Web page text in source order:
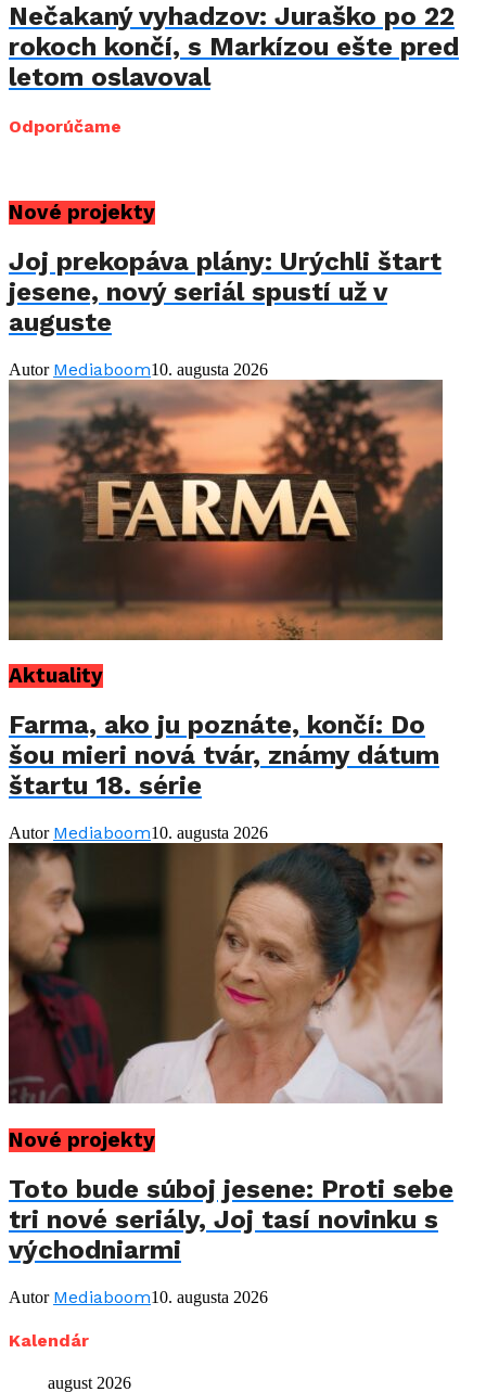
Nečakaný vyhadzov: Juraško po 22
rokoch končí, s Markízou ešte pred
letom oslavoval
Odporúčame
Nové projekty
Joj prekopáva plány: Urýchli štart
jesene, nový seriál spustí už v
auguste
Autor Mediaboom10. augusta 2026
Aktuality
Farma, ako ju poznáte, končí: Do
šou mieri nová tvár, známy dátum
štartu 18. série
Autor Mediaboom10. augusta 2026
Nové projekty
Toto bude súboj jesene: Proti sebe
tri nové seriály, Joj tasí novinku s
východniarmi
Autor Mediaboom10. augusta 2026
Kalendár
august 2026